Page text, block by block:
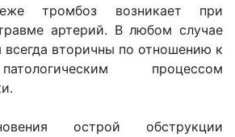
тромбоз возникает при
артерий. В любом случае
вторичны по отношению к
процессом
острой обструкции